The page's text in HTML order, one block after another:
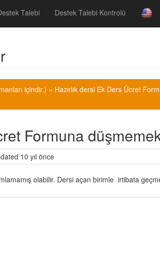
Talebi Destek Talebi Kontrolü
içindir.) » Hazırlık dersi Ek Ders Ücret
Formuna
10 yıl önce
olabilir. Dersi açan birimle irtibata